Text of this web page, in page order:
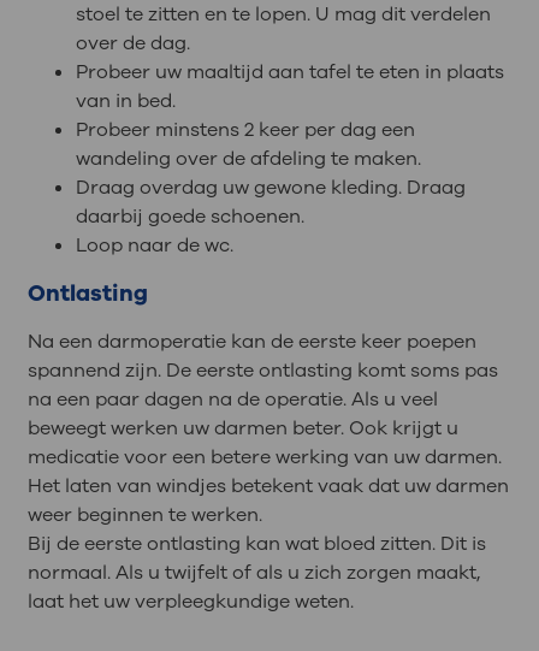
stoel te zitten en te lopen. U mag dit verdelen
over de dag.
Probeer uw maaltijd aan tafel te eten in plaats
van in bed.
Probeer minstens 2 keer per dag een
wandeling over de afdeling te maken.
Draag overdag uw gewone kleding. Draag
daarbij goede schoenen.
Loop naar de wc.
Ontlasting
Na een darmoperatie kan de eerste keer poepen
spannend zijn. De eerste ontlasting komt soms pas
na een paar dagen na de operatie. Als u veel
beweegt werken uw darmen beter. Ook krijgt u
medicatie voor een betere werking van uw darmen.
Het laten van windjes betekent vaak dat uw darmen
weer beginnen te werken.
Bij de eerste ontlasting kan wat bloed zitten. Dit is
normaal. Als u twijfelt of als u zich zorgen maakt,
laat het uw verpleegkundige weten.